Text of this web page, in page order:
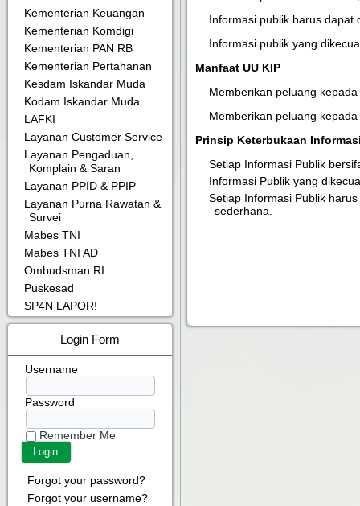
Kementerian Keuangan
Kementerian Komdigi
Kementerian PAN RB
Kementerian Pertahanan
Kesdam Iskandar Muda
Kodam Iskandar Muda
LAFKI
Layanan Customer Service
Layanan Pengaduan,
Komplain & Saran
Layanan PPID & PPIP
Layanan Purna Rawatan &
Survei
Mabes TNI
Mabes TNI AD
Ombudsman RI
Puskesad
SP4N LAPOR!
Login Form
Username
Password
Remember Me
Forgot your password?
Forgot your username?
Informasi publik harus dapat
Informasi publik yang
Manfaat UU KIP
Memberikan peluang
Memberikan peluang
Prinsip Keterbukaan
Setiap Informasi Publik
Informasi Publik yang
Setiap Informasi Publik
sederhana.